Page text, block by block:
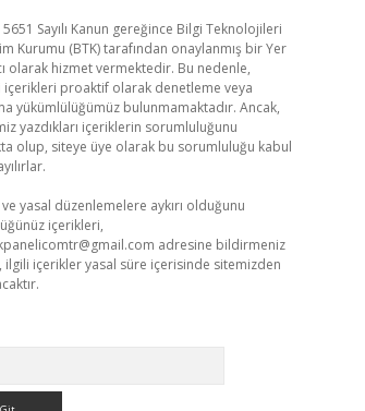
5651 Sayılı Kanun gereğince Bilgi Teknolojileri
Kurumu (BTK) tarafından onaylanmış bir Yer
olarak hizmet vermektedir. Bu nedenle,
içerikleri proaktif olarak denetleme veya
yükümlülüğümüz bulunmamaktadır. Ancak,
yazdıkları içeriklerin sorumluluğunu
olup, siteye üye olarak bu sorumluluğu kabul
yasal düzenlemelere aykırı olduğunu
içerikleri,
adresine bildirmeniz
ilgili içerikler yasal süre içerisinde sitemizden